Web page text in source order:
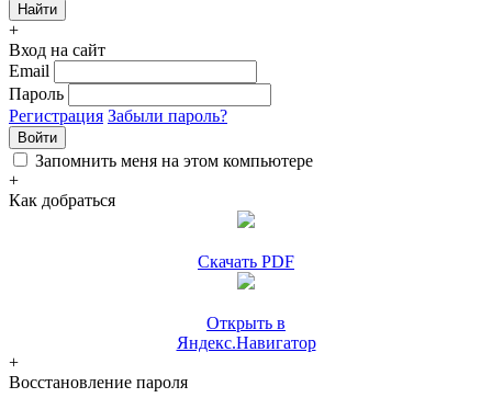
+
Вход на сайт
Email
Пароль
Регистрация Забыли пароль?
Войти
Запомнить меня на этом компьютере
+
Как добраться
Скачать PDF
Открыть в
Яндекс.Навигатор
+
Восстановление пароля